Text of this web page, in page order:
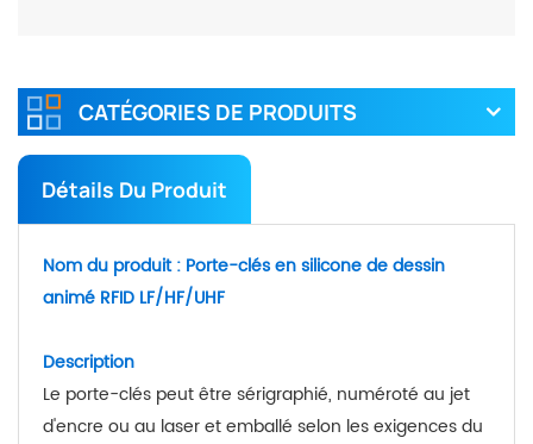
CATÉGORIES DE PRODUITS
Détails Du Produit
Nom du produit : Porte-clés en silicone de dessin
animé RFID LF/HF/UHF
Description
Le porte-clés peut être sérigraphié, numéroté au jet
d'encre ou au laser et emballé selon les exigences du